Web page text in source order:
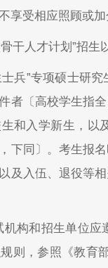
享受相应照顾或加
干人才计划”招生
兵”专项硕士研
者〔高校学生指
生和入学新生，
下同〕。考生报
及入伍、退役等
机构和招生单位
则，参照《教育